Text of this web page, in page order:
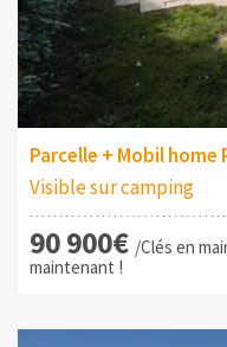
Parcelle + Mobil home
Visible sur camping
90 900€ /Clés en
maintenant !